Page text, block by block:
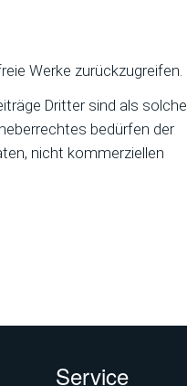
Werke zurückzugreifen.
Dritter sind als solche
bedürfen der
nicht kommerziellen
Service